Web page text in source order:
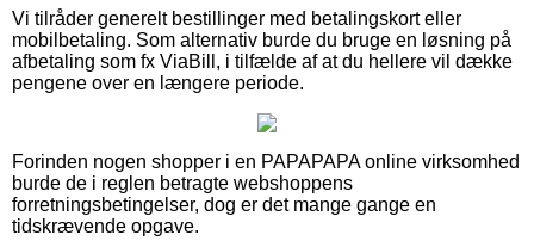
Vi tilråder generelt bestillinger med betalingskort eller
mobilbetaling. Som alternativ burde du bruge en løsning på
afbetaling som fx ViaBill, i tilfælde af at du hellere vil dække
pengene over en længere periode.
Forinden nogen shopper i en PAPAPAPA online virksomhed
burde de i reglen betragte webshoppens
forretningsbetingelser, dog er det mange gange en
tidskrævende opgave.